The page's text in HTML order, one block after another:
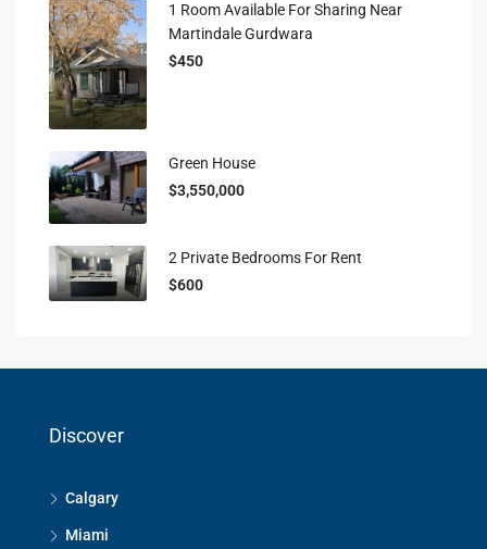
1 Room Available For Sharing Near
Martindale Gurdwara
$450
Green House
$3,550,000
2 Private Bedrooms For Rent
$600
Discover
Calgary
Miami